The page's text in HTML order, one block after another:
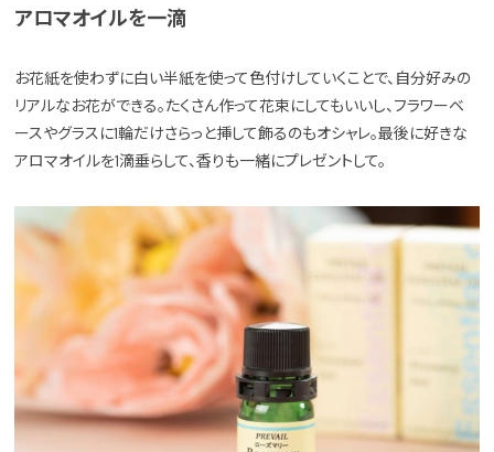
アロマオイルを一滴
お花紙を使わずに白い半紙を使って色付けしていくことで、自分好みの
リアルなお花ができる。たくさん作って花束にしてもいいし、フラワーベ
ースやグラスに1輪だけさらっと挿して飾るのもオシャレ。最後に好きな
アロマオイルを1滴垂らして、香りも一緒にプレゼントして。